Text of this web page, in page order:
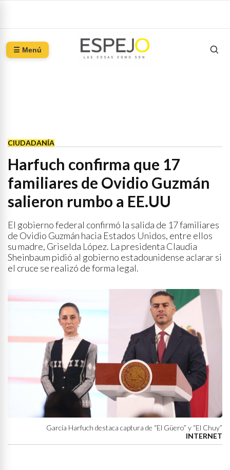
☰ Menú
CIUDADANÍA
Harfuch confirma que 17
familiares de Ovidio Guzmán
salieron rumbo a EE.UU
El gobierno federal confirmó la salida de 17 familiares
de Ovidio Guzmán hacia Estados Unidos, entre ellos
su madre, Griselda López. La presidenta Claudia
Sheinbaum pidió al gobierno estadounidense aclarar si
el cruce se realizó de forma legal.
García Harfuch destaca captura de “El Güero” y “El Chuy”
INTERNET